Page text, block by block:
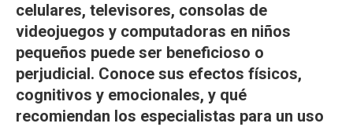
celulares, televisores, consolas de
videojuegos y computadoras en niños
pequeños puede ser beneficioso o
perjudicial. Conoce sus efectos físicos,
cognitivos y emocionales, y qué
recomiendan los especialistas para un uso